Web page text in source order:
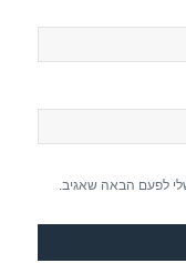
לפעם הבאה שאגיב.